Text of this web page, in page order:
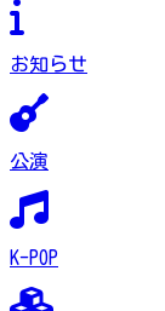
お知らせ
公演
K-POP